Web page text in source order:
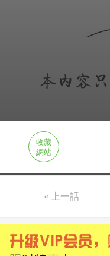
收藏
網站
« 上一話